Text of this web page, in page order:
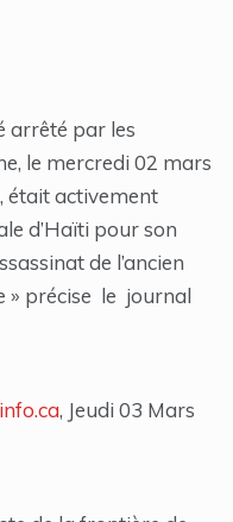
arrêté par les
le mercredi 02 mars
était activement
d’Haïti pour son
de l’ancien
» précise le journal
, Jeudi 03 Mars